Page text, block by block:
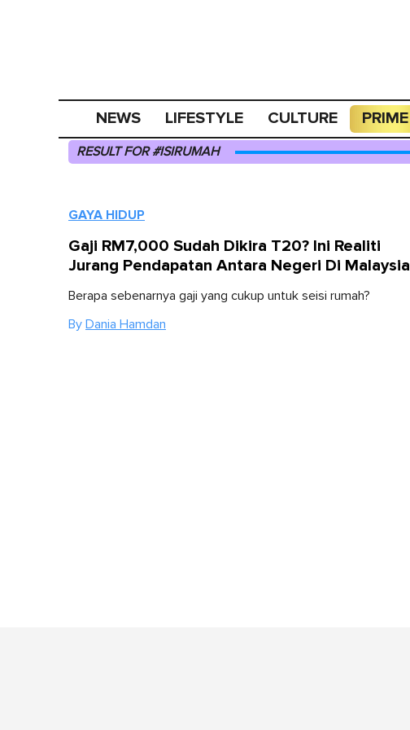
NEWS LIFESTYLE CULTURE PRIME
RESULT FOR #ISIRUMAH
GAYA HIDUP
Gaji RM7,000 Sudah Dikira T20? Ini Realiti
Jurang Pendapatan Antara Negeri Di Malaysia
Berapa sebenarnya gaji yang cukup untuk seisi rumah?
By Dania Hamdan